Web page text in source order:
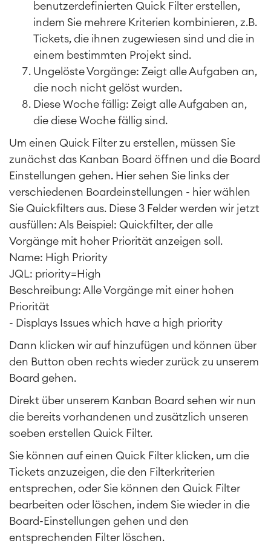
Work Management
Projektmanagement
Zeiterfassung, Planung und
Überstunden
Geschäftsprozesse
LMS / eLearning
benutzerdefinierten Quick Filter erstellen,
indem Sie mehrere Kriterien kombinieren, z.B.
Tickets, die ihnen zugewiesen sind und die in
einem bestimmten Projekt sind.
Ungelöste Vorgänge: Zeigt alle Aufgaben an,
die noch nicht gelöst wurden.
Diese Woche fällig: Zeigt alle Aufgaben an,
die diese Woche fällig sind.
Um einen Quick Filter zu erstellen, müssen Sie
zunächst das Kanban Board öffnen und die Board
Einstellungen gehen. Hier sehen Sie links der
verschiedenen Boardeinstellungen - hier wählen
Sie Quickfilters aus. Diese 3 Felder werden wir jetzt
ausfüllen: Als Beispiel: Quickfilter, der alle
Vorgänge mit hoher Priorität anzeigen soll.
Name: High Priority
JQL: priority=High
Beschreibung: Alle Vorgänge mit einer hohen
Priorität
- Displays Issues which have a high priority
Dann klicken wir auf hinzufügen und können über
den Button oben rechts wieder zurück zu unserem
Board gehen.
Direkt über unserem Kanban Board sehen wir nun
die bereits vorhandenen und zusätzlich unseren
soeben erstellen Quick Filter.
Sie können auf einen Quick Filter klicken, um die
Tickets anzuzeigen, die den Filterkriterien
entsprechen, oder Sie können den Quick Filter
bearbeiten oder löschen, indem Sie wieder in die
Board-Einstellungen gehen und den
entsprechenden Filter löschen.